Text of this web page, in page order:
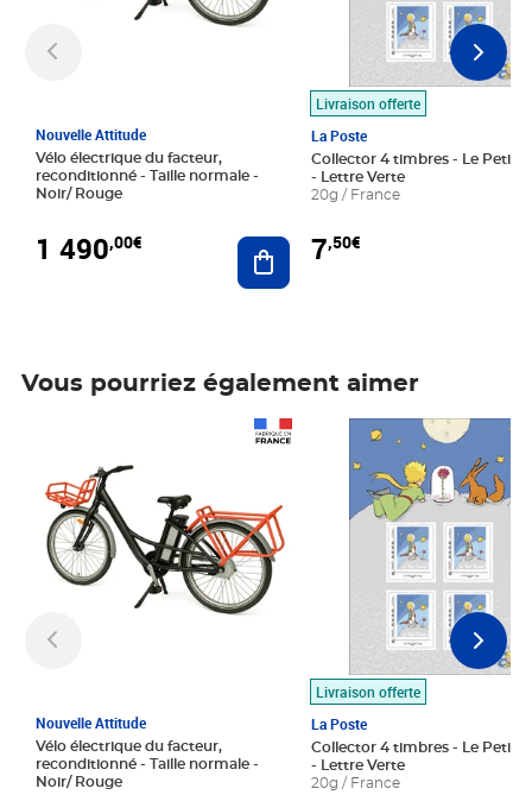
Nouvelle Attitude
Vélo électrique du facteur,
reconditionné - Taille normale -
Noir/ Rouge
1 490,00€ Ajouter au panier
Livraison offerte
La Poste
Collector 4 timbres - Le Petit
- Lettre Verte
20g / France
7,50€
Vous pourriez également aimer
Nouvelle Attitude
Vélo électrique du facteur,
reconditionné - Taille normale -
Noir/ Rouge
Livraison offerte
La Poste
Collector 4 timbres - Le Petit
- Lettre Verte
20g / France
Prix 7,50€